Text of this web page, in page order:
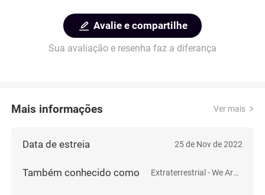
Avalie e compartilhe
Sua avaliação e resenha faz a diferança
Mais informações Ver mais
Data de estreia 25 de Nov de 2022
Também conhecido como Extraterrestrial - We Are Not Alone - Avi Loeb